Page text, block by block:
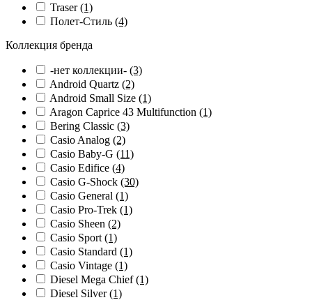
Traser(1)
Полет-Стиль (4)
Коллекция бренда
-нет коллекции- (3)
Android Quartz (2)
Android Small Size (1)
Aragon Caprice 43 Multifunction (1)
Bering Classic (3)
Casio Analog (2)
Casio Baby-G (11)
Casio Edifice (4)
Casio G-Shock (30)
Casio General (1)
Casio Pro-Trek (1)
Casio Sheen (2)
Casio Sport (1)
Casio Standard (1)
Casio Vintage (1)
Diesel Mega Chief(1)
Diesel Silver(1)